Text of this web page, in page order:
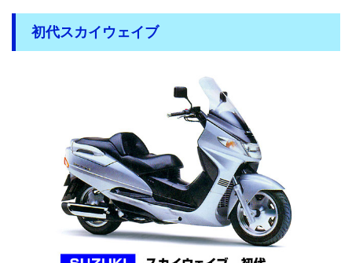
初代スカイウェイブ